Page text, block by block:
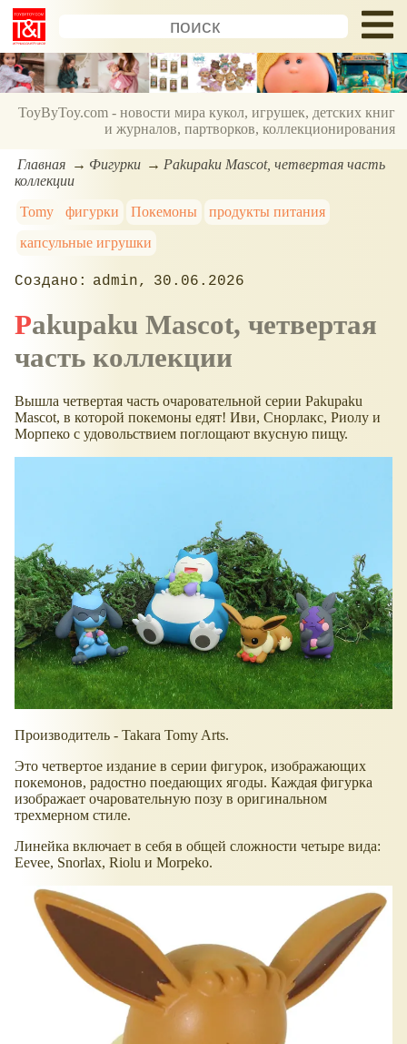
ToyByToy.com - новости мира кукол, игрушек, детских книг
и журналов, партворков, коллекционирования
Главная Фигурки
Pakupaku Mascot, четвертая часть
коллекции
Tomy
фигурки Покемоны
продукты питания
капсульные игрушки
admin 30.06.2026
Pakupaku Mascot, четвертая
часть коллекции
Вышла четвертая часть очаровательной серии Pakupaku
Mascot, в которой покемоны едят! Иви, Снорлакс, Риолу и
Морпеко с удовольствием поглощают вкусную пищу.
Производитель - Takara Tomy Arts.
Это четвертое издание в серии фигурок, изображающих
покемонов, радостно поедающих ягоды. Каждая фигурка
изображает очаровательную позу в оригинальном
трехмерном стиле.
Линейка включает в себя в общей сложности четыре вида:
Eevee, Snorlax, Riolu и Morpeko.